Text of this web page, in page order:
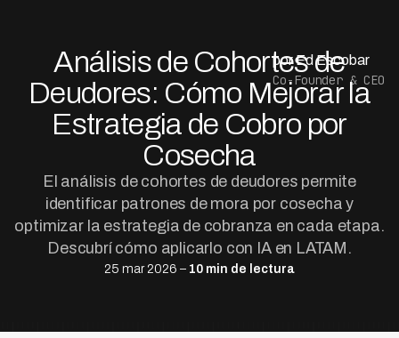
Análisis de Cohortes de
Deudores: Cómo Mejorar la
Estrategia de Cobro por
Cosecha
El análisis de cohortes de deudores permite
identificar patrones de mora por cosecha y
optimizar la estrategia de cobranza en cada etapa.
Descubrí cómo aplicarlo con IA en LATAM.
25 mar 2026 – 10 min de lectura
por Ed Escobar
Co-Founder & CEO